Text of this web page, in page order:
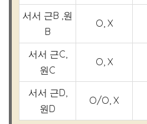
서서 근B ,원
B
O, X
서서 근C,
원C
O, X
서서 근D,
원D
O/O, X